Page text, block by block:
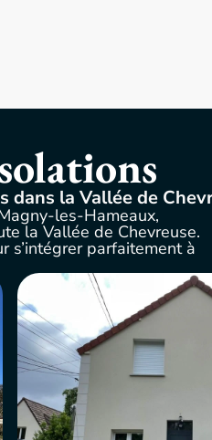
dans la Vallée de
les-Hameaux,
la Vallée de Chevreuse.
s’intégrer parfaitement à